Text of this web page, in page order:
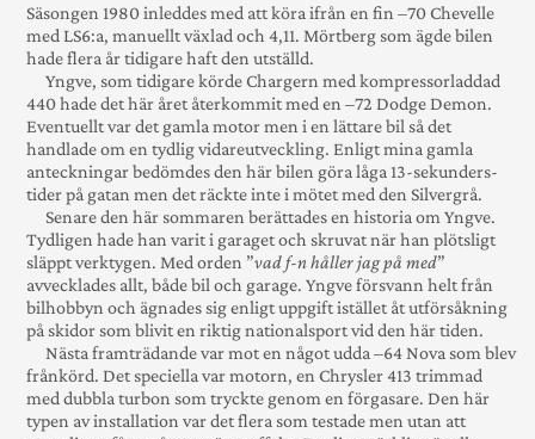
Säsongen 1980 inleddes med att köra ifrån en fin –70 Chevelle
med LS6:a, manu­ellt växlad och 4,11. Mörtberg som ägde bilen
hade flera år tidigare haft den utställd.
Yngve, som tidigare körde Chargern med kom­pressor­laddad
440 hade det här året återkommit med en –72 Dodge Demon.
Even­tuellt var det gamla motor men i en lättare bil så det
handlade om en tydlig vidare­­utveck­ling. Enligt mina gamla
anteck­ningar bedömdes den här bilen göra låga 13-sekunders­
tider på gatan men det räckte inte i mötet med den Silvergrå.
Senare den här sommaren berättades en historia om Yngve.
Tydligen hade han varit i garaget och skruvat när han plötsligt
släppt verktygen. Med orden ”vad f-n håller jag på med”
avvecklades allt, både bil och garage. Yngve för­svann helt från
bil­hobbyn och ägnades sig enligt uppgift istället åt utförs­åkning
på skidor som blivit en riktig national­sport vid den här tiden.
Nästa framträdande var mot en något udda –64 Nova som blev
från­körd. Det speciella var motorn, en Chrysler 413 trim­mad
med dubbla turbon som tryckte genom en för­gasare. Den här
typen av installa­­tion var det flera som testade men utan att